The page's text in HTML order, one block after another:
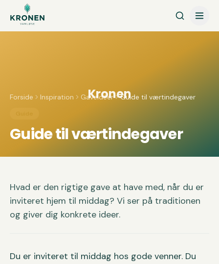
Spring til indhold
Kronen
Forside Inspiration Gaveidéer Guide til værtindegaver
Guide til værtindegaver
Hvad er den rigtige gave at have med, når du er
inviteret hjem til middag? Vi ser på traditionen
og giver dig konkrete ideer.
Du er inviteret til middag hos gode venner. Du